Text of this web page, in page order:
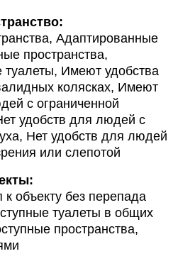
Адаптированные
пространства,
Имеют удобства
колясках, Имеют
с ограниченной
удобств для людей с
Нет удобств для людей
или слепотой
объекту без перепада
туалеты в общих
пространства,